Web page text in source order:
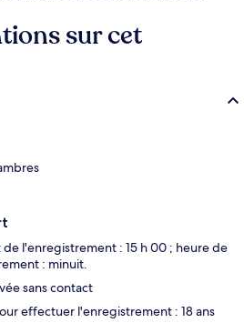
sur cet
l'enregistrement : 15 h 00 ; heure de
: minuit.
sans contact
effectuer l'enregistrement : 18 ans